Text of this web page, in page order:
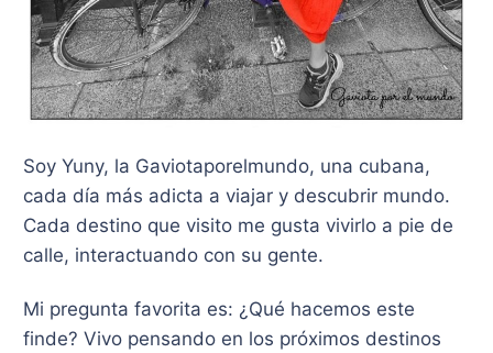
Soy Yuny, la Gaviotaporelmundo, una cubana,
cada día más adicta a viajar y descubrir mundo.
Cada destino que visito me gusta vivirlo a pie de
calle, interactuando con su gente.
Mi pregunta favorita es: ¿Qué hacemos este
finde? Vivo pensando en los próximos destinos